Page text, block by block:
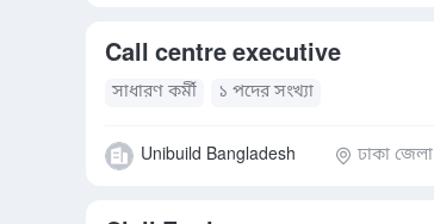
Call centre executive
সাধারণ কর্মী ১ পদের সংখ্যা
Unibuild Bangladesh ঢাকা জেলা